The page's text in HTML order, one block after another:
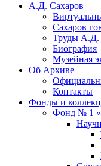
А.Д. Сахаров
Сахаров
Труды А.Д.
Биография
Музейная
Об Архиве
Контакты
Фонды и
Фонд № 1